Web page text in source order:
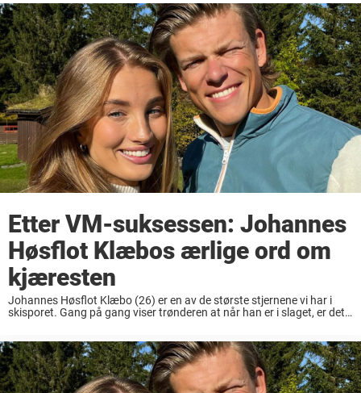
Etter VM-suksessen: Johannes
Høsflot Klæbos ærlige ord om
kjæresten
Johannes Høsflot Klæbo (26) er en av de største stjernene vi har i
skisporet. Gang på gang viser trønderen at når han er i slaget, er det